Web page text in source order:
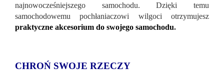
najnowocześniejszego samochodu. Dzięki temu
samochodowemu pochłaniaczowi wilgoci otrzymujesz
praktyczne akcesorium do swojego samochodu.
CHROŃ SWOJE RZECZY